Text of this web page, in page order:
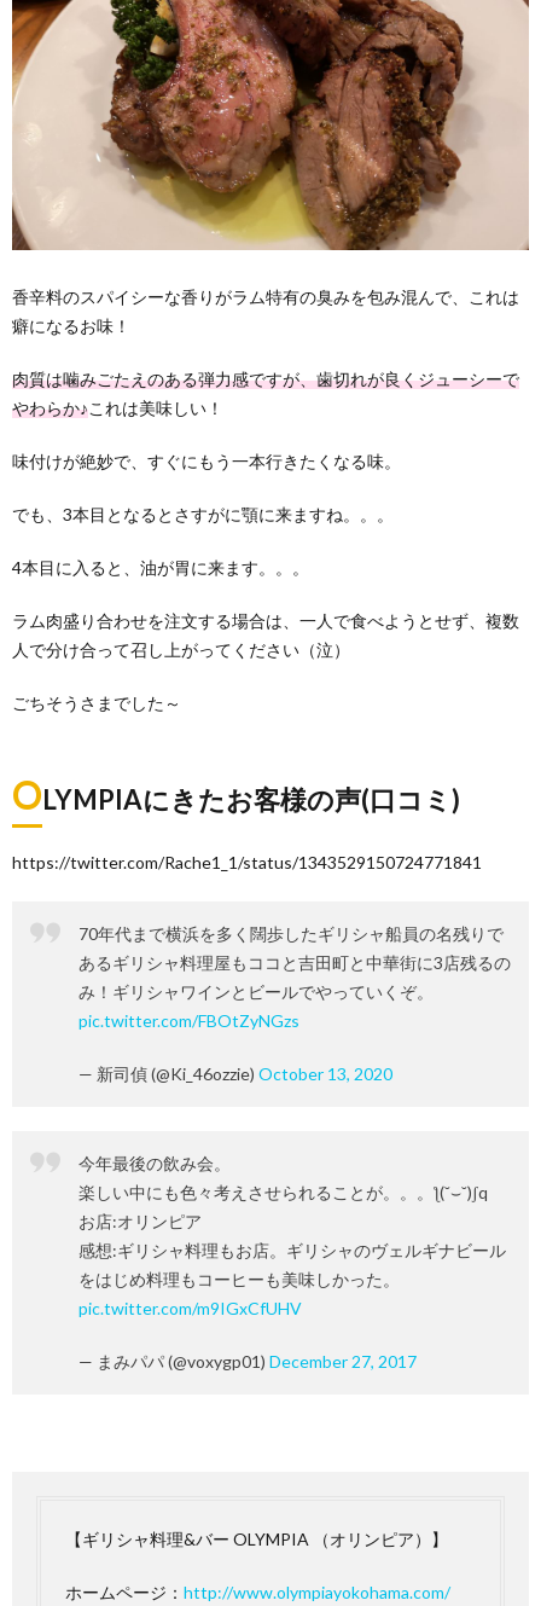
香辛料のスパイシーな香りがラム特有の臭みを包み混んで、これは
癖になるお味！
肉質は噛みごたえのある弾力感ですが、歯切れが良くジューシーで
やわらか♪これは美味しい！
味付けが絶妙で、すぐにもう一本行きたくなる味。
でも、3本目となるとさすがに顎に来ますね。。。
4本目に入ると、油が胃に来ます。。。
ラム肉盛り合わせを注文する場合は、一人で食べようとせず、複数
人で分け合って召し上がってください（泣）
ごちそうさまでした～
OLYMPIAにきたお客様の声(口コミ)
https://twitter.com/Rache1_1/status/1343529150724771841
70年代まで横浜を多く闊歩したギリシャ船員の名残りで
あるギリシャ料理屋もココと吉田町と中華街に3店残るの
み！ギリシャワインとビールでやっていくぞ。
pic.twitter.com/FBOtZyNGzs
— 新司偵 (@Ki_46ozzie) October 13, 2020
今年最後の飲み会。
楽しい中にも色々考えさせられることが。。。ƪ(˘⌣˘)ʃq
お店:オリンピア
感想:ギリシャ料理もお店。ギリシャのヴェルギナビール
をはじめ料理もコーヒーも美味しかった。
pic.twitter.com/m9IGxCfUHV
— まみパパ (@voxygp01) December 27, 2017
【ギリシャ料理&バー OLYMPIA （オリンピア）】
ホームページ： http://www.olympiayokohama.com/